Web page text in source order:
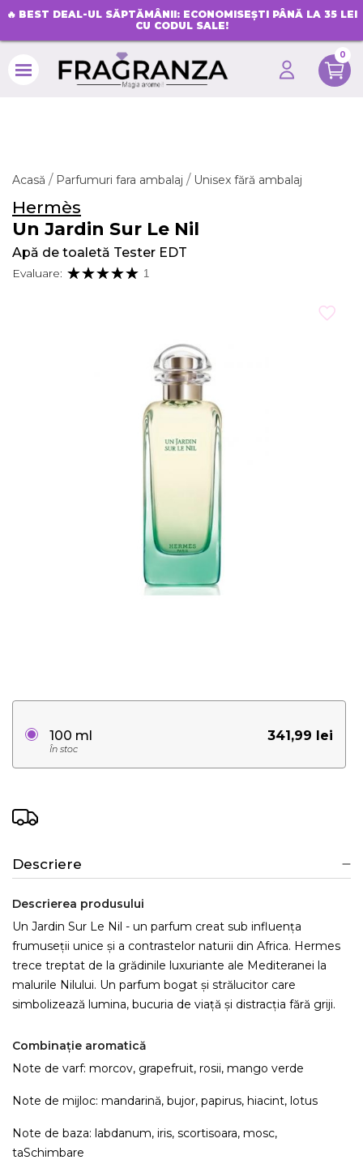
🔥 BEST DEAL-UL SĂPTĂMÂNII: ECONOMISEȘTI PÂNĂ LA 35 LEI
CU CODUL SALE!
0
Acasă Parfumuri fara ambalaj Unisex fără ambalaj
Hermès
Un Jardin Sur Le Nil
Apă de toaletă Tester EDT
Evaluare: 1
341,99 lei
100 ml
În stoc
Descriere
Descrierea produsului
Un Jardin Sur Le Nil - un parfum creat sub influența
frumuseții unice și a contrastelor naturii din Africa. Hermes
trece treptat de la grădinile luxuriante ale Mediteranei la
malurile Nilului. Un parfum bogat și strălucitor care
simbolizează lumina, bucuria de viață și distracția fără griji.
Combinație aromatică
Note de varf: morcov, grapefruit, rosii, mango verde
Note de mijloc: mandarină, bujor, papirus, hiacint, lotus
Note de baza: labdanum, iris, scortisoara, mosc,
taSchimbare